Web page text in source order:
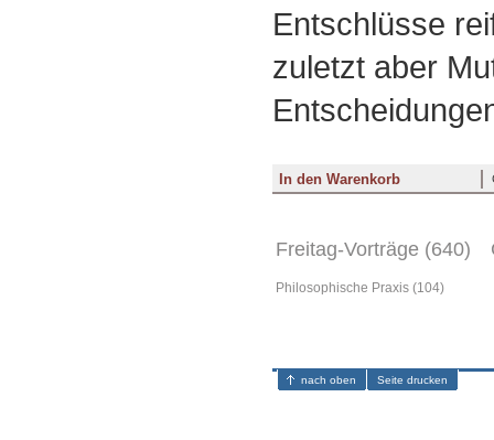
Entschlüsse
zuletzt aber
Freitag-Vorträge (640)
Philosophische Praxis (104)
nach oben Seite drucken